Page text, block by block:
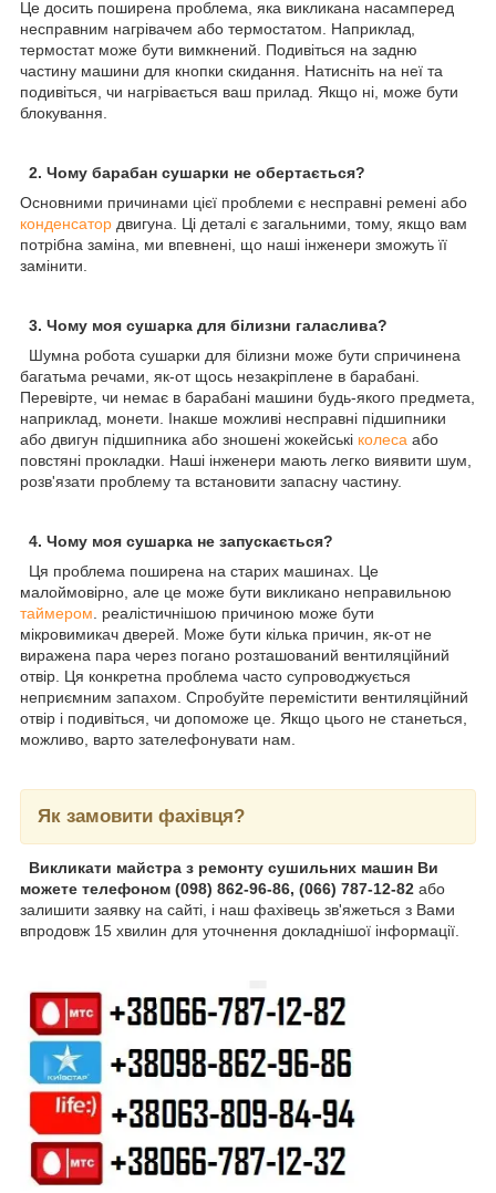
Це досить поширена проблема, яка викликана насамперед
несправним нагрівачем або термостатом. Наприклад,
термостат може бути вимкнений. Подивіться на задню
частину машини для кнопки скидання. Натисніть на неї та
подивіться, чи нагрівається ваш прилад. Якщо ні, може бути
блокування.
2. Чому барабан сушарки не обертається?
Основними причинами цієї проблеми є несправні ремені або
конденсатор двигуна. Ці деталі є загальними, тому, якщо вам
потрібна заміна, ми впевнені, що наші інженери зможуть її
замінити.
3. Чому моя сушарка для білизни галаслива?
Шумна робота сушарки для білизни може бути спричинена
багатьма речами, як-от щось незакріплене в барабані.
Перевірте, чи немає в барабані машини будь-якого предмета,
наприклад, монети. Інакше можливі несправні підшипники
або двигун підшипника або зношені жокейські колеса або
повстяні прокладки. Наші інженери мають легко виявити шум,
розв'язати проблему та встановити запасну частину.
4. Чому моя сушарка не запускається?
Ця проблема поширена на старих машинах. Це
малоймовірно, але це може бути викликано неправильною
таймером. реалістичнішою причиною може бути
мікровимикач дверей. Може бути кілька причин, як-от не
виражена пара через погано розташований вентиляційний
отвір. Ця конкретна проблема часто супроводжується
неприємним запахом. Спробуйте перемістити вентиляційний
отвір і подивіться, чи допоможе це. Якщо цього не станеться,
можливо, варто зателефонувати нам.
Як замовити фахівця?
Викликати майстра з ремонту сушильних машин Ви
можете телефоном (098) 862-96-86, (066) 787-12-82 або
залишити заявку на сайті, і наш фахівець зв'яжеться з Вами
впродовж 15 хвилин для уточнення докладнішої інформації.